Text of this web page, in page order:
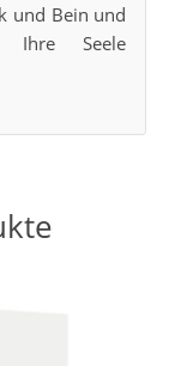
und Bein und
Ihre Seele